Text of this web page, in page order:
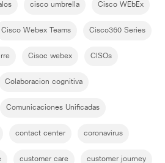
cisco umbrella Cisco WEbEx
Cisco Webex Teams Cisco360 Series
Cisoc webex CISOs
Colaboracion cognitiva
Comunicaciones Unificadas
contact center coronavirus
customer care customer journey